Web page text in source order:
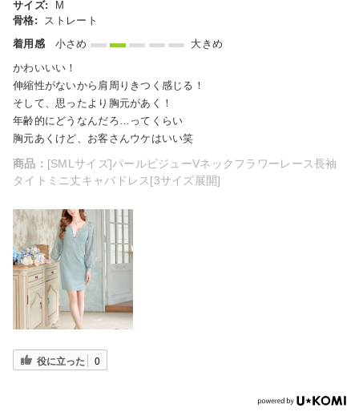
サイズ:
M
骨格:
ストレート
着用感
小さめ
大きめ
かわいいい！
伸縮性がないから肩周りきつく感じる！
そして、思ったより胸元があく！
年齢的にどうなんだろ…ってくらい
胸元あくけど、お客さんウケはいい笑
商品： [SMLサイズ]パールビジューVネックフラワーレース長袖
タイトミニ丈キャバドレス[3サイズ展開]
役に立った 0